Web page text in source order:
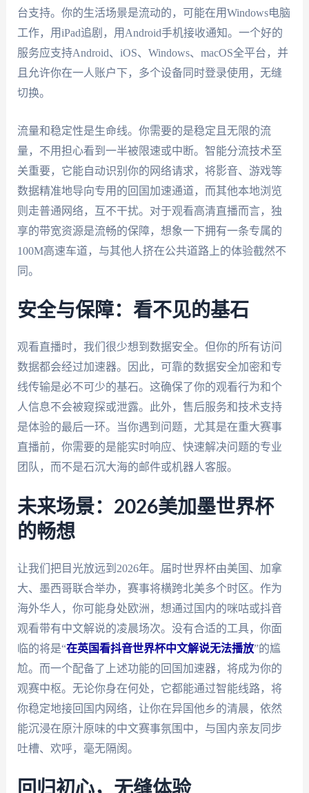
台支持。你的生活场景是流动的，可能在用Windows电脑
工作，用iPad追剧，用Android手机接收通知。一个好的
服务应支持Android、iOS、Windows、macOS全平台，并
且允许你在一人账户下，多个设备同时登录使用，无缝
切换。
流量和稳定性是生命线。你需要的是稳定且无限的流
量，不用担心看到一半被限速或中断。智能分流技术至
关重要，它能自动识别你的网络请求，将影音、游戏等
数据精准地导向专用的回国加速通道，而其他本地浏览
则走普通网络，互不干扰。对于观看高清直播而言，独
享的带宽资源是流畅的保障，想象一下拥有一条专属的
100M高速车道，与其他人挤在公共道路上的体验截然不
同。
安全与保障：看不见的基石
观看直播时，我们很少想到数据安全。但你的所有访问
数据都会经过加速器。因此，可靠的数据安全加密和专
线传输是必不可少的基石。这确保了你的观看行为和个
人信息不会被窥探或泄露。此外，售后服务和技术支持
是体验的最后一环。当你遇到问题，尤其是在重大赛事
直播前，你需要的是能实时响应、快速解决问题的专业
团队，而不是石沉大海的邮件或机器人客服。
未来场景：2026美加墨世界杯
的畅想
让我们把目光放远到2026年。届时世界杯由美国、加拿
大、墨西哥联合举办，赛事将横跨北美多个时区。作为
海外华人，你可能身处欧洲，想通过国内的咪咕或抖音
观看带有中文解说的凌晨场次。没有合适的工具，你面
临的将是“在英国看抖音世界杯中文解说无法播放”的尴
尬。而一个配备了上述功能的回国加速器，将成为你的
观赛中枢。无论你身在何处，它都能通过智能线路，将
你稳定地接回国内网络，让你在异国他乡的清晨，依然
能沉浸在原汁原味的中文赛事氛围中，与国内亲友同步
吐槽、欢呼，毫无隔阂。
回归初心，无缝体验